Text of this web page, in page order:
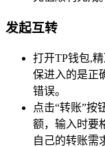
发起互转
打开TP钱包,
保进入的是正
错误。
点击“转账”按
额，输入时要
自己的转账需